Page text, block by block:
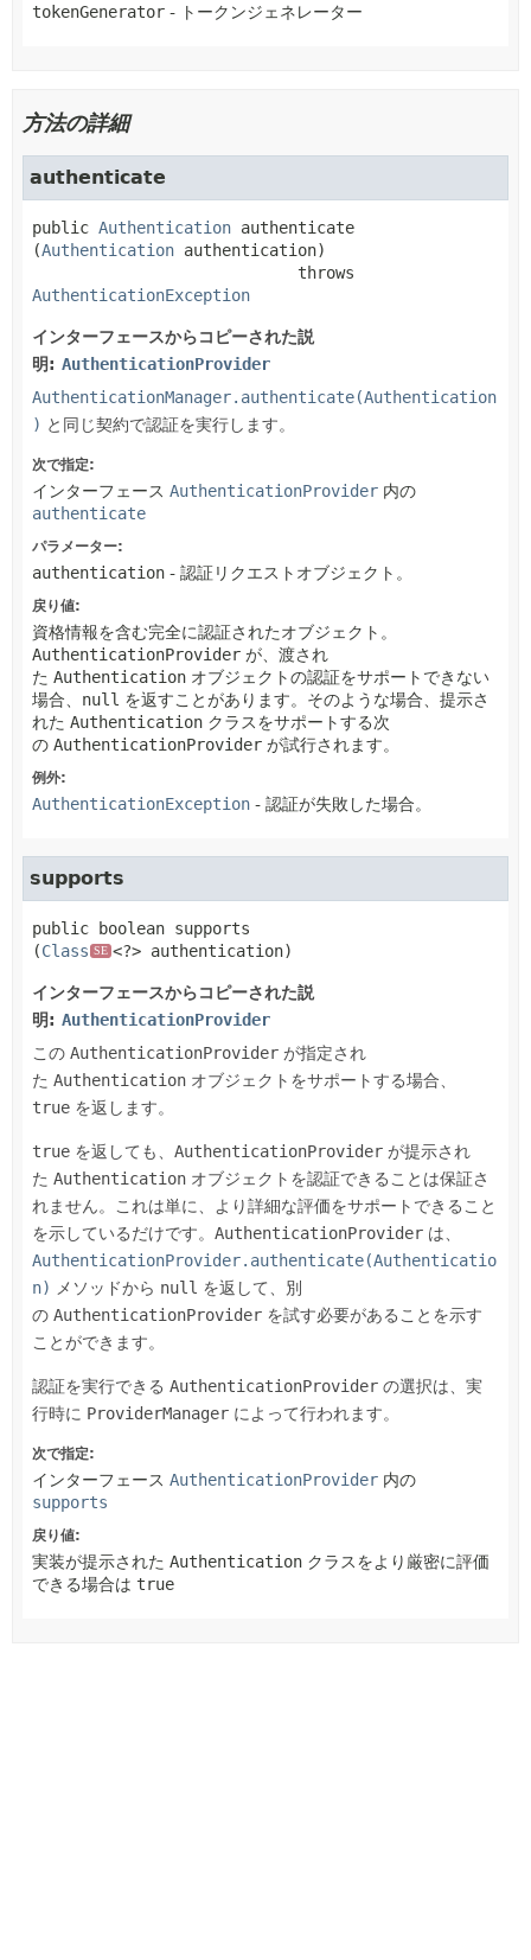
tokenGenerator - トークンジェネレーター
方法の詳細
authenticate
public Authentication authenticate
(Authentication authentication)
                            throws
AuthenticationException
インターフェースからコピーされた説
明: AuthenticationProvider
AuthenticationManager.authenticate(Authentication
) と同じ契約で認証を実行します。
次で指定:
インターフェース AuthenticationProvider 内の
authenticate
パラメーター:
authentication - 認証リクエストオブジェクト。
戻り値:
資格情報を含む完全に認証されたオブジェクト。
AuthenticationProvider が、渡され
た Authentication オブジェクトの認証をサポートできない
場合、 null を返すことがあります。そのような場合、提示さ
れた Authentication クラスをサポートする次
の AuthenticationProvider が試行されます。
例外:
AuthenticationException - 認証が失敗した場合。
supports
public boolean supports
(Class SE <?> authentication)
インターフェースからコピーされた説
明: AuthenticationProvider
この AuthenticationProvider が指定され
た Authentication オブジェクトをサポートする場合、
true を返します。
true を返しても、 AuthenticationProvider が提示され
た Authentication オブジェクトを認証できることは保証さ
れません。これは単に、より詳細な評価をサポートできること
を示しているだけです。 AuthenticationProvider は、
AuthenticationProvider.authenticate(Authenticatio
n)
メソッドから null を返して、別
の AuthenticationProvider を試す必要があることを示す
ことができます。
認証を実行できる AuthenticationProvider の選択は、実
行時に ProviderManager によって行われます。
次で指定:
インターフェース AuthenticationProvider 内の
supports
戻り値:
実装が提示された Authentication クラスをより厳密に評価
できる場合は true